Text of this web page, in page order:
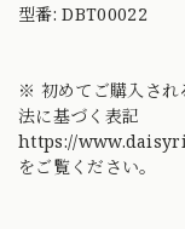
型番: DBT00022
※ 初めてご購入され
法に基づく表記
https://
をご覧ください。